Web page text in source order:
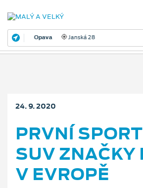
Opava Janská 28
24. 9. 2020
PRVNÍ
SUV ZNAČKY
V EVROPĚ